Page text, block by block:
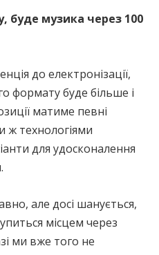
буде музика через 100
до електронізації,
формату буде більше і
матиме певні
ж технологіями
для удосконалення
але досі шанується,
місцем через
ми вже того не